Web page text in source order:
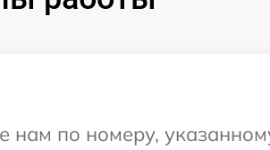
по номеру,